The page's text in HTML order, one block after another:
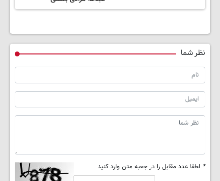
نظر شما
* لطفا عدد مقابل را در جعبه متن وارد کنید